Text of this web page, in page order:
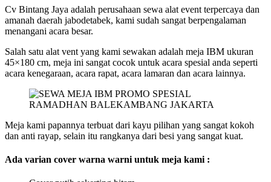
Cv Bintang Jaya adalah perusahaan sewa alat event terpercaya dan
amanah daerah jabodetabek, kami sudah sangat berpengalaman
menangani acara besar.
Salah satu alat vent yang kami sewakan adalah meja IBM ukuran
45×180 cm, meja ini sangat cocok untuk acara spesial anda seperti
acara kenegaraan, acara rapat, acara lamaran dan acara lainnya.
Meja kami papannya terbuat dari kayu pilihan yang sangat kokoh
dan anti rayap, selain itu rangkanya dari besi yang sangat kuat.
Ada varian cover warna warni untuk meja kami :